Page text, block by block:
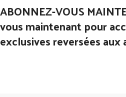
ABONNEZ-VOUS
vous maintenant pour
exclusives reversées aux